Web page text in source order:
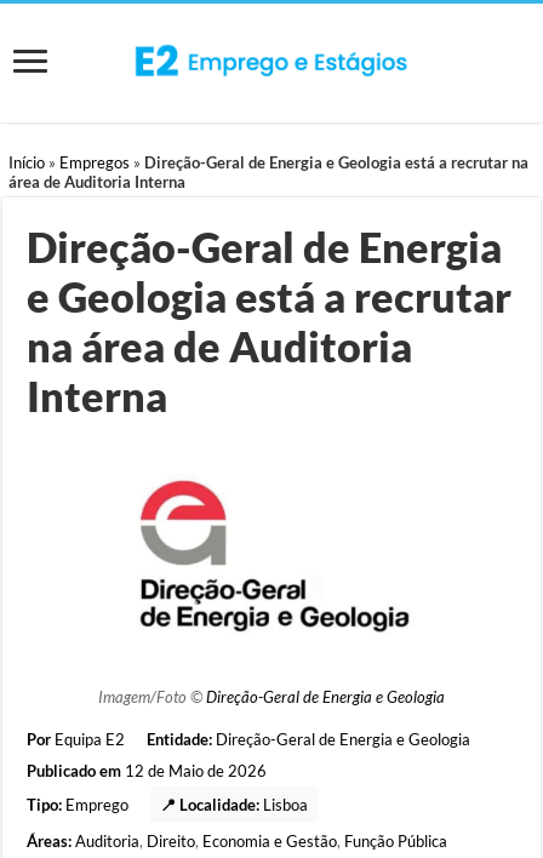
Início » Empregos » Direção-Geral de Energia e Geologia está a recrutar na
área de Auditoria Interna
Direção-Geral de Energia
e Geologia está a recrutar
na área de Auditoria
Interna
Imagem/Foto ©Direção-Geral de Energia e Geologia
Por Equipa E2 Entidade: Direção-Geral de Energia e Geologia
Publicado em 12 de Maio de 2026
Tipo: Emprego 📍 Localidade: Lisboa
Áreas: Auditoria, Direito, Economia e Gestão, Função Pública